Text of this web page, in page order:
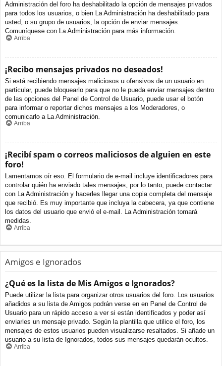
Administración del foro ha deshabilitado la opción de mensajes privados
para todos los usuarios, o bien La Administración ha deshabilitado para
usted, o su grupo de usuarios, la opción de enviar mensajes.
Comuníquese con La Administración para más información.
Arriba
¡Recibo mensajes privados no deseados!
Si está recibiendo mensajes maliciosos u ofensivos de un usuario en
particular, puede bloquearlo para que no le pueda enviar mensajes dentro
de las opciones del Panel de Control de Usuario, puede usar el botón
para informar o reportar dichos mensajes a los Moderadores, o
comunicarlo a La Administración.
Arriba
¡Recibí spam o correos maliciosos de alguien en este
foro!
Lamentamos oír eso. El formulario de e-mail incluye identificadores para
controlar quién ha enviado tales mensajes, por lo tanto, puede contactar
con La Administración y hacerles llegar una copia completa del mensaje
que recibió. Es muy importante que incluya la cabecera, ya que contiene
los datos del usuario que envió el e-mail. La Administración tomará
medidas.
Arriba
Amigos e Ignorados
¿Qué es la lista de Mis Amigos e Ignorados?
Puede utilizar la lista para organizar otros usuarios del foro. Los usuarios
añadidos a su lista de Amigos podrán verse en en Panel de Control de
Usuario para un rápido acceso a ver si están identificados y poder así
enviarles un mensaje privado. Según la plantilla que utilice el foro, los
mensajes de estos usuarios pueden visualizarse resaltados. Si añade un
usuario a su lista de Ignorados, todos sus mensajes quedarán ocultos.
Arriba